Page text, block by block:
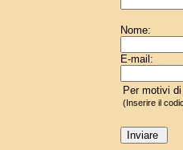
Nome:
E-mail:
Per motivi
(Inserire il